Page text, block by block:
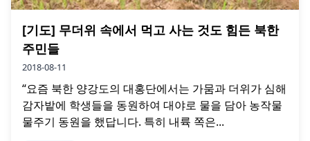
[기도] 무더위 속에서 먹고 사는 것도 힘든 북한
주민들
2018-08-11
“요즘 북한 양강도의 대홍단에서는 가뭄과 더위가 심해
감자밭에 학생들을 동원하여 대야로 물을 담아 농작물
물주기 동원을 했답니다. 특히 내륙 쪽은...